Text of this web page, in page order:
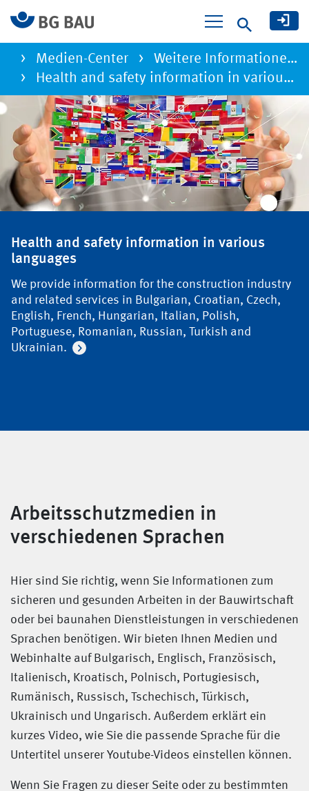
Suche
Medien-Center
Weitere Informatione…
Health and safety information in various languages
Health and safety information in
Health and safety information in various
languages
We provide information for the construction industry
and related services in Bulgarian, Croatian, Czech,
English, French, Hungarian, Italian, Polish,
Portuguese, Romanian, Russian, Turkish and
Ukrainian.
Arbeitsschutzmedien in
verschiedenen Sprachen
Hier sind Sie richtig, wenn Sie Informationen zum
sicheren und gesunden Arbeiten in der Bauwirtschaft
oder bei baunahen Dienstleistungen in verschiedenen
Sprachen benötigen. Wir bieten Ihnen Medien und
Webinhalte auf Bulgarisch, Englisch, Französisch,
Italienisch, Kroatisch, Polnisch, Portugiesisch,
Rumänisch, Russisch, Tschechisch, Türkisch,
Ukrainisch und Ungarisch. Außerdem erklärt ein
kurzes Video, wie Sie die passende Sprache für die
Untertitel unserer Youtube-Videos einstellen können.
Wenn Sie Fragen zu dieser Seite oder zu bestimmten